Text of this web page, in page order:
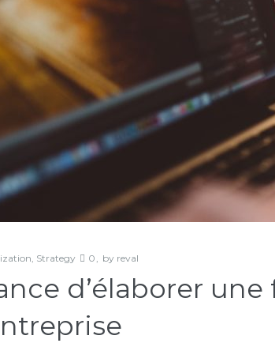
, Strategy 0 by reval
d’élaborer